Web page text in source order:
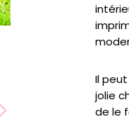
Il
jolie
de le